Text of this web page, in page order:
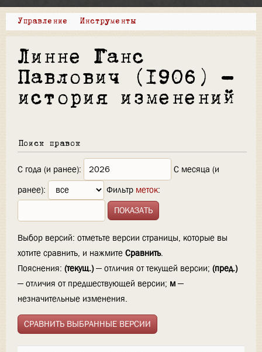
Управление Инструменты
Линне Ганс
Павлович (1906) —
история изменений
Поиск правок
С года (и ранее):
С месяца (и
ранее):
Фильтр меток:
Выбор версий: отметьте версии страницы, которые вы
хотите сравнить, и нажмите Сравнить.
Пояснения: (текущ.)— отличия от текущей версии; (пред.)
— отличия от предшествующей версии; м —
незначительные изменения.